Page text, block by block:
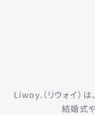
Liwoy.（リウォイ）
結婚式